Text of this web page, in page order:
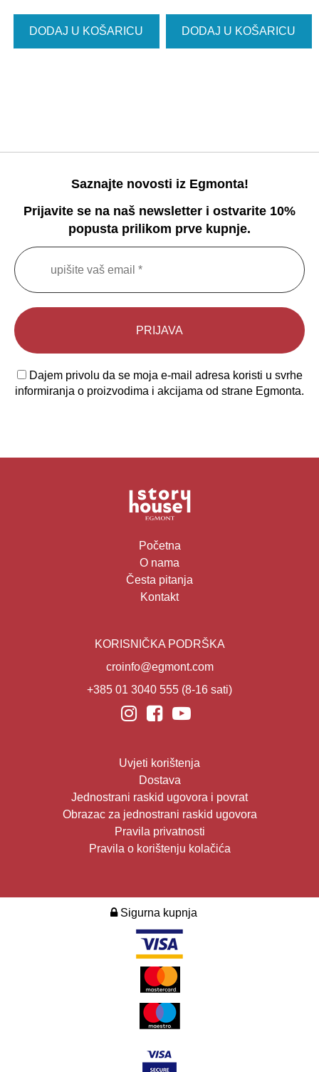
DODAJ U KOŠARICU DODAJ U KOŠARICU
Saznajte novosti iz Egmonta!
Prijavite se na naš newsletter i ostvarite 10%
popusta prilikom prve kupnje.
Dajem privolu da se moja e-mail adresa koristi u svrhe
informiranja o proizvodima i akcijama od strane Egmonta.
Početna
O nama
Česta pitanja
Kontakt
KORISNIČKA PODRŠKA
croinfo@egmont.com
+385 01 3040 555 (8-16 sati)
Uvjeti korištenja
Dostava
Jednostrani raskid ugovora i povrat
Obrazac za jednostrani raskid ugovora
Pravila privatnosti
Pravila o korištenju kolačića
Sigurna kupnja
2026. Design i development: